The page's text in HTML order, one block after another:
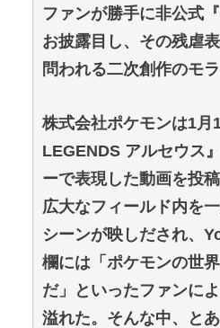
ファンが勝手に非公式
お披露目し、その残虐
問われる二次創作のモ
株式会社ポケモンは1
LEGENDS アルセウス
ーで表現した動画を投
広大なフィールド内を
シーンが映しだされ、
欄には「ポケモンの世
だ」といったファンに
溢れた。そんな中、と